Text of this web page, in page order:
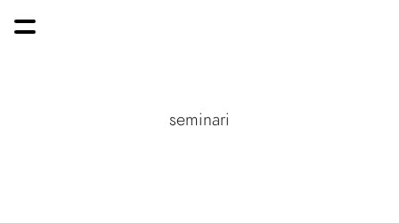
seminari